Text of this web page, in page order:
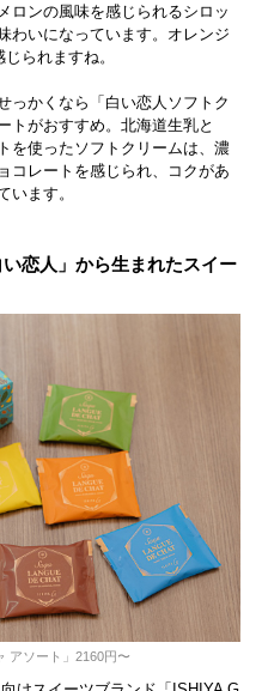
ロンの風味を感じられるシロッ
わいになっています。オレンジ
られますね。
っかくなら「白い恋人ソフトク
トがおすすめ。北海道生乳と
を使ったソフトクリームは、濃
コレートを感じられ、コクがあ
います。
恋人」から生まれたスイー
アソート」2160円〜